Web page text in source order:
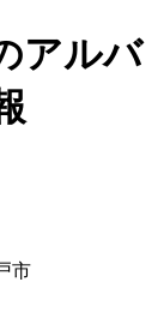
アルバ
市